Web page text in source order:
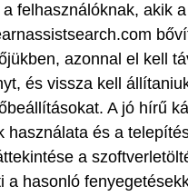
felhasználóknak, akik
azonnal el kell
és vissza kell
A jó hírű
használata és a
a
a hasonló